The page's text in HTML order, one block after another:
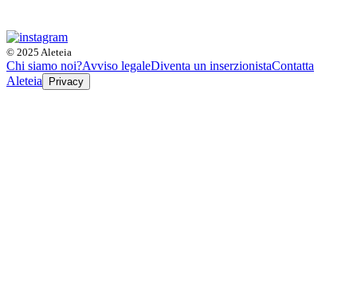
© 2025 Aleteia
Chi siamo noi?Avviso legaleDiventa un inserzionistaContatta
Aleteia
Privacy